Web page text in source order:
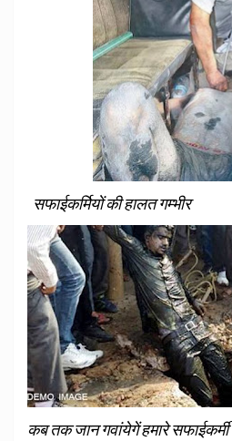
सफाईकर्मियों की हालत गम्भीर
कब तक जान गवांयेगें हमारे सफाईकर्मी